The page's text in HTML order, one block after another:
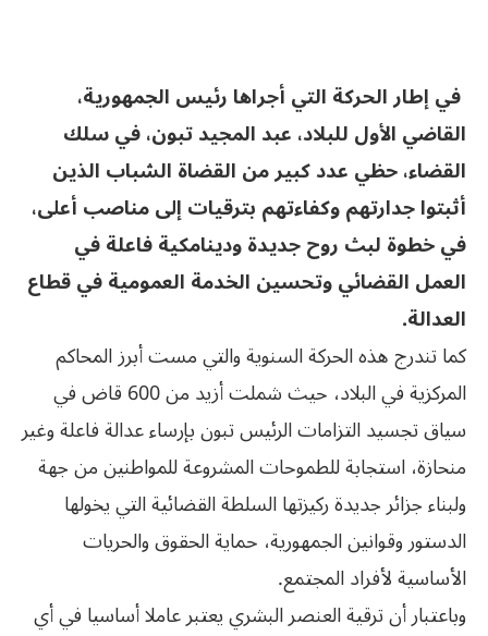
في إطار الحركة التي أجراها رئيس الجمهورية،
القاضي الأول للبلاد، عبد المجيد تبون، في سلك
القضاء، حظي عدد كبير من القضاة الشباب الذين
أثبتوا جدارتهم وكفاءتهم بترقيات إلى مناصب أعلى،
في خطوة لبث روح جديدة ودينامكية فاعلة في
العمل القضائي وتحسين الخدمة العمومية في قطاع
العدالة.
كما تندرج هذه الحركة السنوية والتي مست أبرز المحاكم
المركزية في البلاد، حيث شملت أزيد من 600 قاض في
سياق تجسيد التزامات الرئيس تبون بإرساء عدالة فاعلة وغير
منحازة، استجابة للطموحات المشروعة للمواطنين من جهة
ولبناء جزائر جديدة ركيزتها السلطة القضائية التي يخولها
الدستور وقوانين الجمهورية، حماية الحقوق والحريات
الأساسية لأفراد المجتمع.
وباعتبار أن ترقية العنصر البشري يعتبر عاملا أساسيا في أي